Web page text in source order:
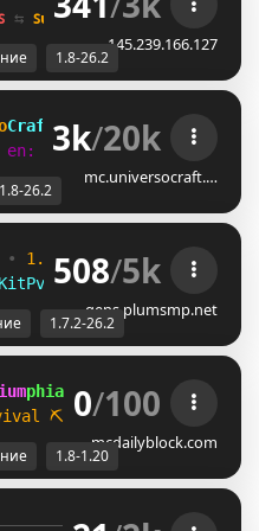
⇆ ꜱᴜʀᴠɪᴠᴀʟ ꜱᴍᴘ ⇆ ꜱᴋʏʙʟᴏᴄᴋ
145.239.166.127
1.8-26.2
Craft Network [1.8-26.2]
en:
3k/20k
mc.universocraft.…
1.8-26.2
• 1.7.2 ➜ 26.2
KitPvP • Lifesteal
508/5k
gens.plumsmp.net
1.7.2-26.2
phia
[1.8 / 1.20.x]
⛏ ☁ Parkour
0/100
mcdailyblock.com
1.8-1.20
》 MotiMaa